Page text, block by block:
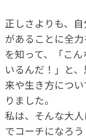
正しさよりも、
があることに全
を知って、「こ
いるんだ！」と
来や生き方につ
りました。
私は、そんな大
でコーチになろう